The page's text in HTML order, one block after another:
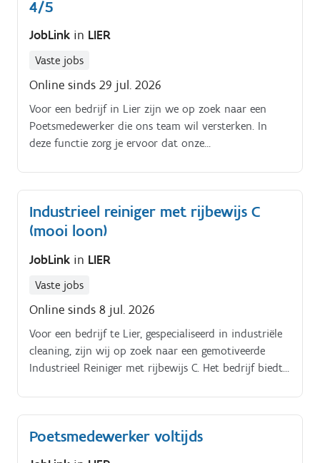
capaciteitsverlies, product contaminatie,.
4/5
JobLink in LIER
Vaste jobs
Online sinds 29 jul. 2026
Voor een bedrijf in Lier zijn we op zoek naar een
Poetsmedewerker die ons team wil versterken. In
deze functie zorg je ervoor dat onze
Industrieel reiniger met rijbewijs C
(mooi loon)
JobLink in LIER
Vaste jobs
Online sinds 8 jul. 2026
Voor een bedrijf te Lier, gespecialiseerd in industriële
cleaning, zijn wij op zoek naar een gemotiveerde
Industrieel Reiniger met rijbewijs C. Het bedrijf biedt
jezelf verder te ontwikkelen. Functieomschrijving:Als
medewerker industriële rioolreiniging ben je
verantwoordelijk voor het veilig en efficiënt ruimen,
Poetsmedewerker voltijds